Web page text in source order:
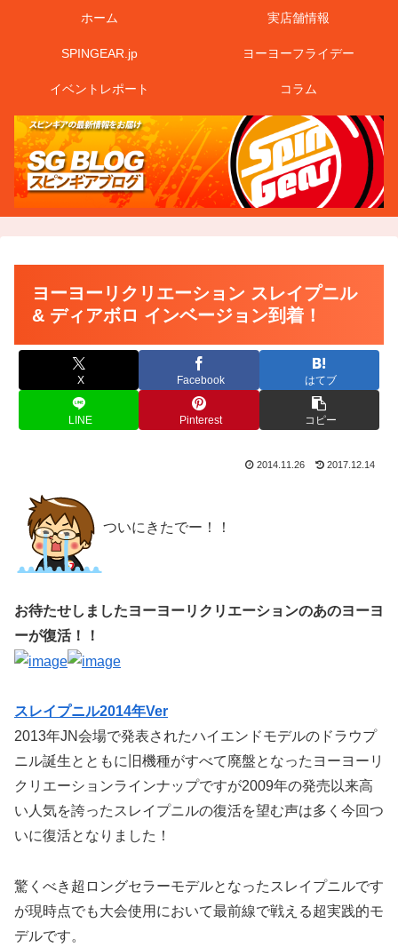
ホーム 実店舗情報
SPINGEAR.jp ヨーヨーフライデー
イベントレポート コラム
ヨーヨーリクリエーション スレイプニル
& ディアボロ インベージョン到着！
X Facebook はてブ
LINE Pinterest コピー
2014.11.26 2017.12.14
ついにきたでー！！
お待たせしましたヨーヨーリクリエーションのあのヨーヨ
ーが復活！！
スレイプニル2014年Ver
2013年JN会場で発表されたハイエンドモデルのドラウプ
ニル誕生とともに旧機種がすべて廃盤となったヨーヨーリ
クリエーションラインナップですが2009年の発売以来高
い人気を誇ったスレイプニルの復活を望む声は多く今回つ
いに復活となりました！
驚くべき超ロングセラーモデルとなったスレイプニルです
が現時点でも大会使用において最前線で戦える超実践的モ
デルです。